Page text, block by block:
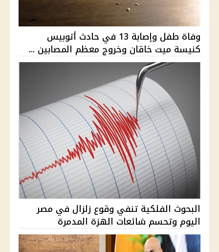
وفاة طفل وإصابة 13 في حادث أتوبيس
كنيسة ميت خاقان وخروج معظم المصابين ...
البحوث الفلكية تنفي وقوع زلزال في مصر
اليوم وتحسم شائعات الهزة المدمرة